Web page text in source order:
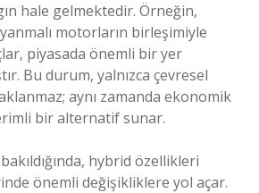
hale gelmektedir. Örneğin,
motorların birleşimiyle
piyasada önemli bir yer
Bu durum, yalnızca çevresel
aynı zamanda ekonomik
bir alternatif sunar.
hybrid özellikleri
önemli değişikliklere yol açar.